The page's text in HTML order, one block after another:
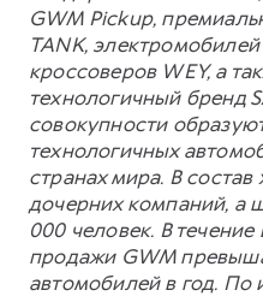
GWM Pickup,
TANK,
кроссоверов WEY, а
технологичный бренд
совокупности
технологичных
странах мира. В
дочерних компаний, а
000 человек. В
продажи GWM
автомобилей в год. По